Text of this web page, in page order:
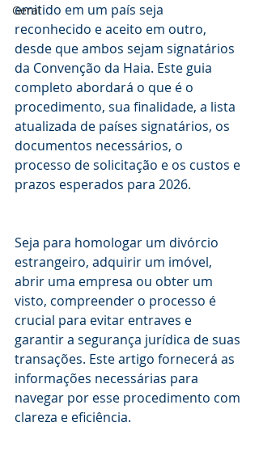
Geral
emitido em um país seja
reconhecido e aceito em outro,
desde que ambos sejam signatários
da Convenção da Haia. Este guia
completo abordará o que é o
procedimento, sua finalidade, a lista
atualizada de países signatários, os
documentos necessários, o
processo de solicitação e os custos e
prazos esperados para 2026.
Seja para homologar um divórcio
estrangeiro, adquirir um imóvel,
abrir uma empresa ou obter um
visto, compreender o processo é
crucial para evitar entraves e
garantir a segurança jurídica de suas
transações. Este artigo fornecerá as
informações necessárias para
navegar por esse procedimento com
clareza e eficiência.